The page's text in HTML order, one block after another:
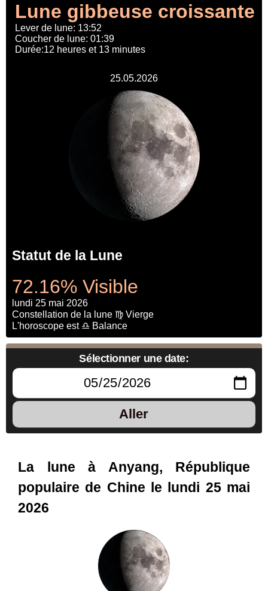
Lune gibbeuse croissante
Lever de lune: 13:52
Coucher de lune: 01:39
Durée:12 heures et 13 minutes
25.05.2026
Statut de la Lune
72.16% Visible
lundi 25 mai 2026
Constellation de la lune ♍ Vierge
L'horoscope est ♎ Balance
Sélectionner une date:
Aller
La lune à Anyang, République
populaire de Chine le lundi 25 mai
2026